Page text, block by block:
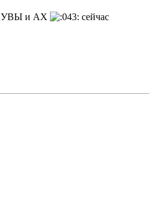
УВЫ и АХ
сейчас